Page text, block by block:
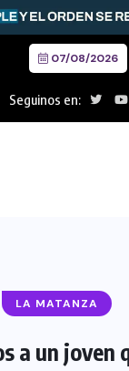
07/08/2026
Seguinos en:
LA MATANZA
a un joven